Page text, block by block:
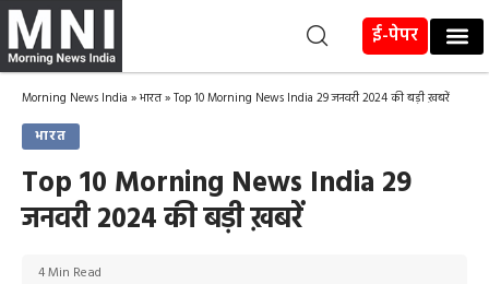
ई-पेपर
Morning News India »भारत»Top 10 Morning News India 29 जनवरी 2024 की बड़ी ख़बरें
भारत
Top 10 Morning News India 29
जनवरी 2024 की बड़ी ख़बरें
4 Min Read